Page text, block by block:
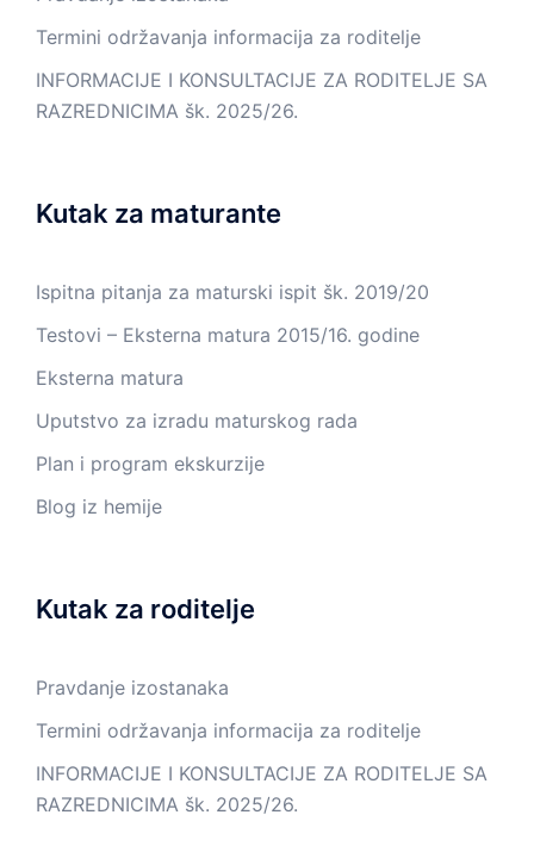
Termini održavanja informacija za roditelje
INFORMACIJE I KONSULTACIJE ZA RODITELJE SA
RAZREDNICIMA šk. 2025/26.
Kutak za maturante
Ispitna pitanja za maturski ispit šk. 2019/20
Testovi – Eksterna matura 2015/16. godine
Eksterna matura
Uputstvo za izradu maturskog rada
Plan i program ekskurzije
Blog iz hemije
Kutak za roditelje
Pravdanje izostanaka
Termini održavanja informacija za roditelje
INFORMACIJE I KONSULTACIJE ZA RODITELJE SA
RAZREDNICIMA šk. 2025/26.